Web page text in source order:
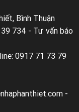
Bình Thuận
734 - Tư vấn báo
0917 71 73 79
-